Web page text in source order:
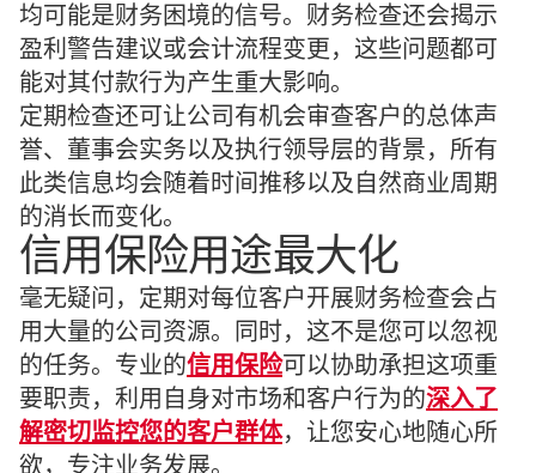
均可能是财务困境的信号。财务检查还会揭示
盈利警告建议或会计流程变更，这些问题都可
能对其付款行为产生重大影响。
定期检查还可让公司有机会审查客户的总体声
誉、董事会实务以及执行领导层的背景，所有
此类信息均会随着时间推移以及自然商业周期
的消长而变化。
信用保险用途最大化
毫无疑问，定期对每位客户开展财务检查会占
用大量的公司资源。同时，这不是您可以忽视
的任务。专业的信用保险可以协助承担这项重
要职责，利用自身对市场和客户行为的深入了
解密切监控您的客户群体，让您安心地随心所
欲，专注业务发展。